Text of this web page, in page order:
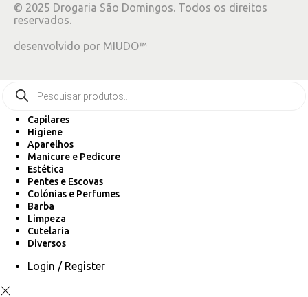
© 2025 Drogaria São Domingos. Todos os direitos
reservados.
desenvolvido por MIUDO™
Capilares
Higiene
Aparelhos
Manicure e Pedicure
Estética
Pentes e Escovas
Colónias e Perfumes
Barba
Limpeza
Cutelaria
Diversos
Login / Register